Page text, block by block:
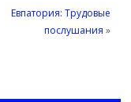
Евпатория: Трудовые
послушания »